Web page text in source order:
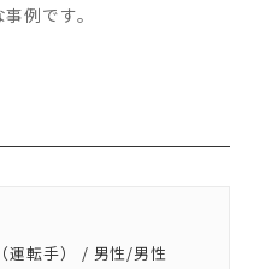
例です。
運転手） / 男性/男性